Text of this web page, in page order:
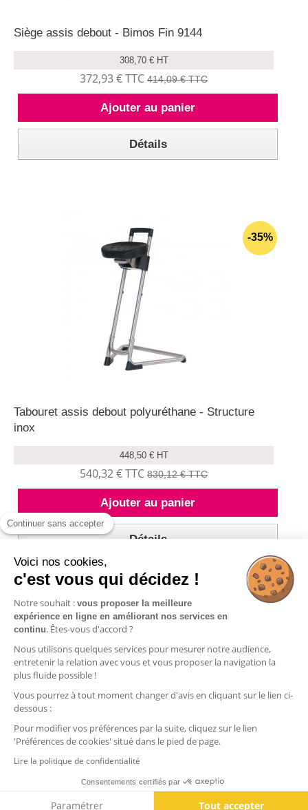
Siège assis debout - Bimos Fin 9144
308,70 € HT
372,93 € TTC 414,09 € TTC
Ajouter au panier
Détails
-35%
Tabouret assis debout polyuréthane - Structure
inox
448,50 € HT
540,32 € TTC 830,12 € TTC
Ajouter au panier
Détails
Informations
Commandes
Nos produits
Contactez-nous
Continuer sans accepter
Voici nos cookies,
c'est vous qui décidez !
Notre souhait : vous proposer la meilleure
expérience en ligne en améliorant nos services en
continu. Êtes-vous d'accord ?
Nous utilisons quelques services pour mesurer notre audience,
entretenir la relation avec vous et vous proposer la navigation la
plus fluide possible !
Vous pourrez à tout moment changer d'avis en cliquant sur le lien ci-
dessous :
Pour modifier vos préférences par la suite, cliquez sur le lien
'Préférences de cookies' situé dans le pied de page.
Lire la politique de confidentialité
Consentements certifiés par
Paramétrer Tout accepter